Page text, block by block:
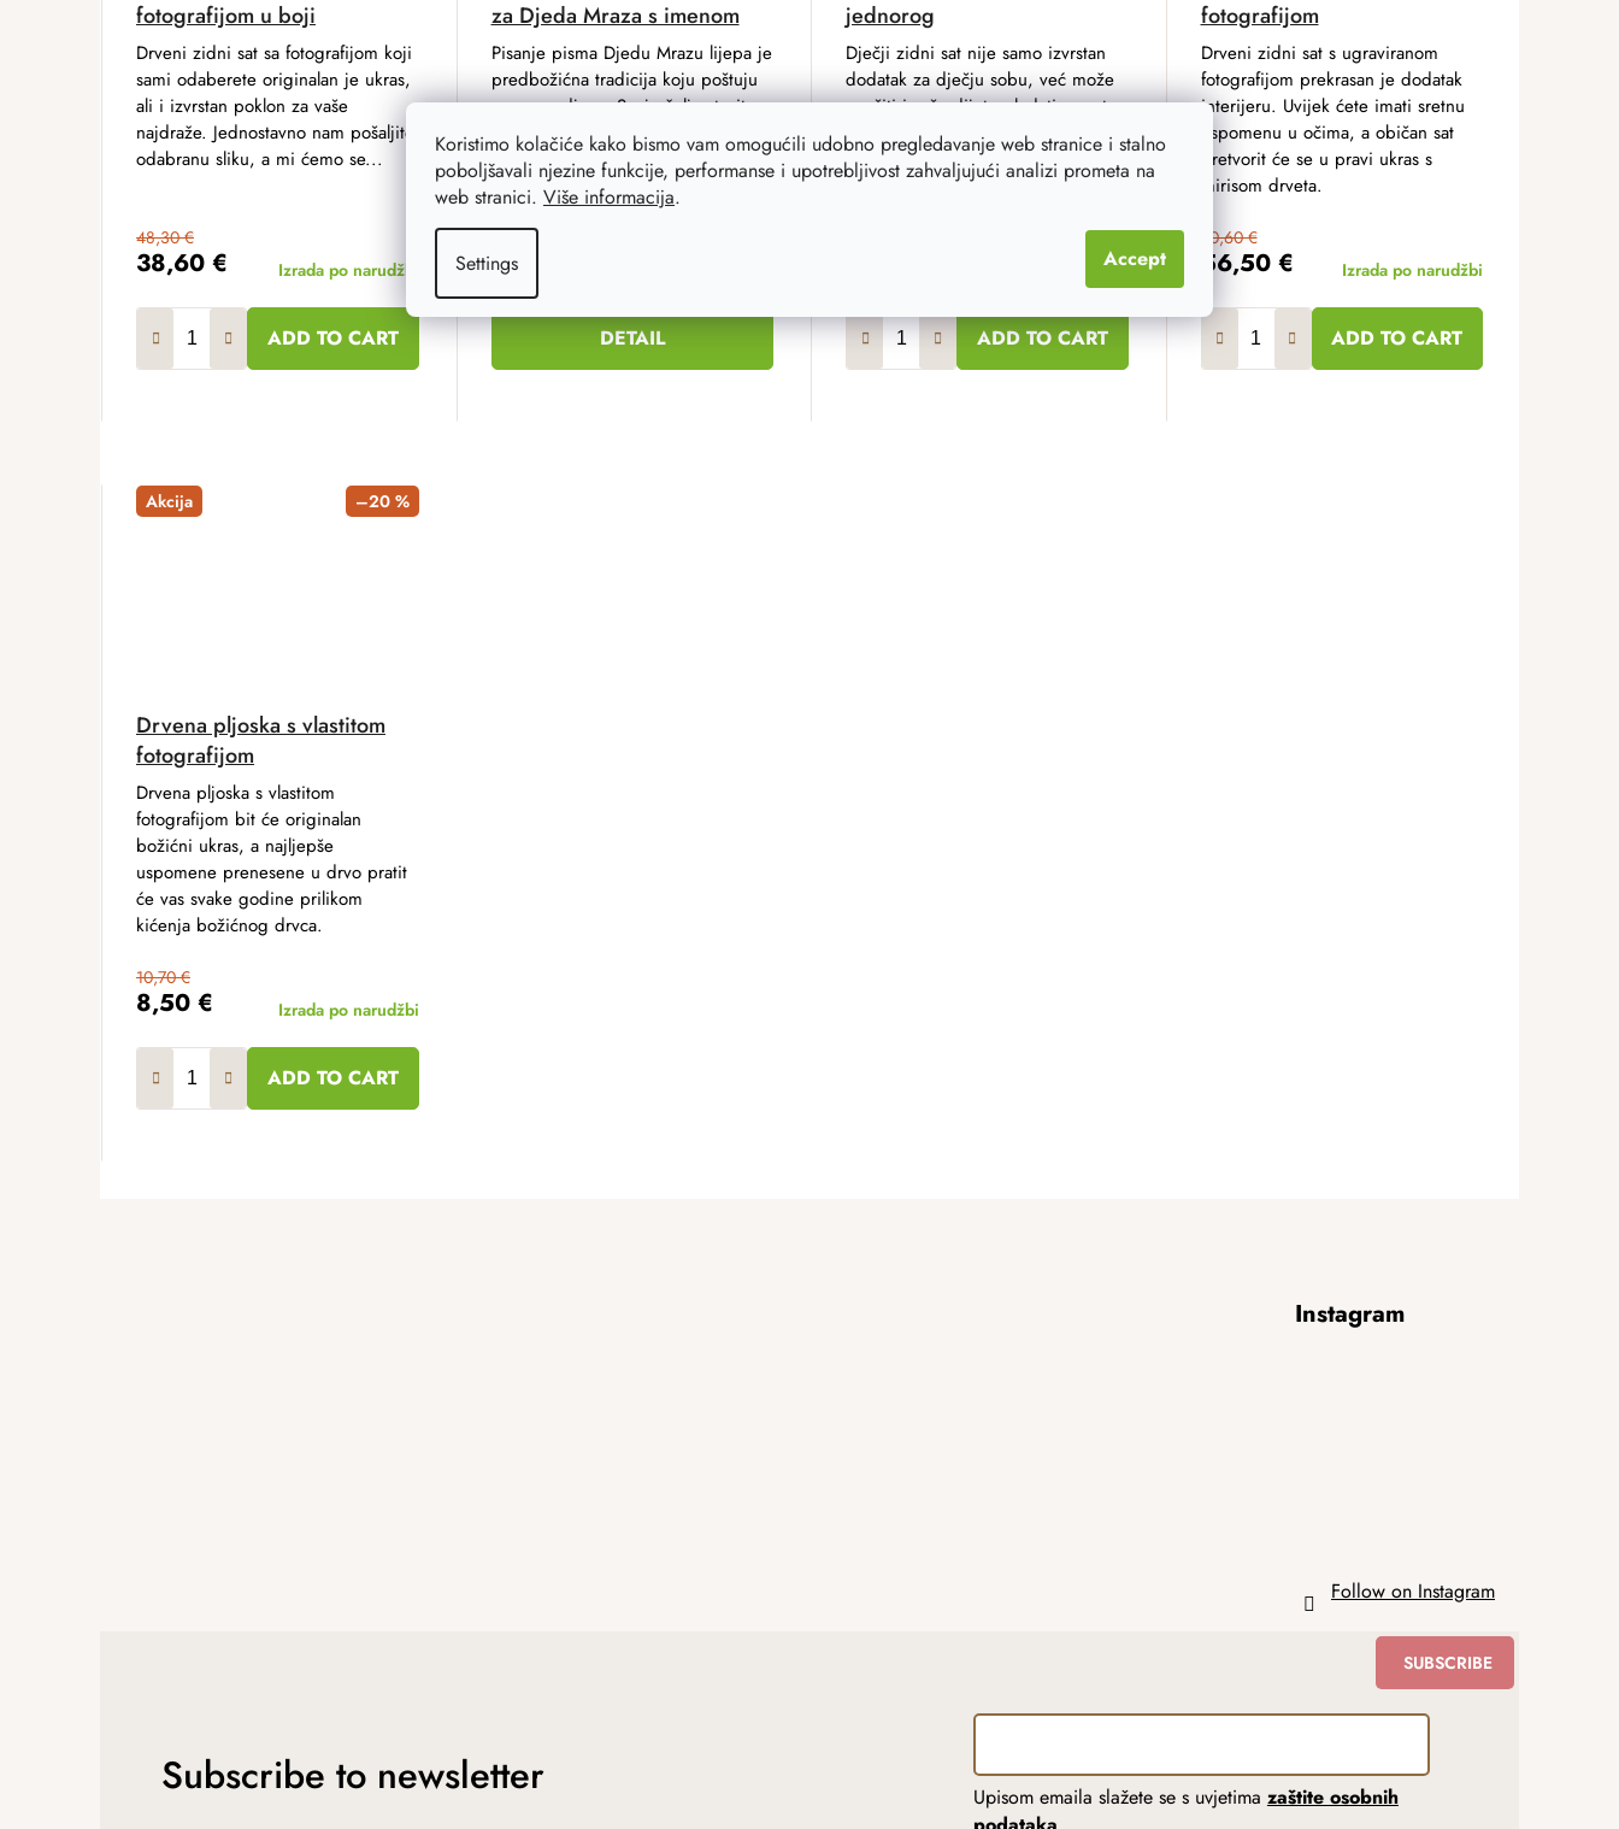
Koristimo kolačiće kako bismo vam omogućili udobno pregledavanje web stranice i stalno
poboljšavali njezine funkcije, performanse i upotrebljivost zahvaljujući analizi prometa na
web stranici. Više informacija.
Settings Accept
fotografijom u boji
38,60 €
48,30 €
Izrada po narudžbi
ADD TO CART
Drveni zidni sat sa fotografijom koji
sami odaberete originalan je ukras,
ali i izvrstan poklon za vaše
najdraže. Jednostavno nam pošaljite
odabranu sliku, a mi ćemo se...
za Djeda Mraza s imenom
12,40 €
15,60 €
DETAIL
Pisanje pisma Djedu Mrazu lijepa je
predbožićna tradicija koju poštuju
ne samo djeca. Svoje želje stavite u
drvenu kovertu s imenom jer će
ovako pripremljeno pismo uvijek
doći u...
jednorog
Na zalihi
ADD TO CART
Dječji zidni sat nije samo izvrstan
dodatak za dječju sobu, već može
naučiti i vaše dijete gledati na sat.
Stoga je koristan ukras koji bi
trebao biti u svakoj sobi.
fotografijom
56,50 €
70,60 €
Izrada po narudžbi
ADD TO CART
Drveni zidni sat s ugraviranom
fotografijom prekrasan je dodatak
interijeru. Uvijek ćete imati sretnu
uspomenu u očima, a običan sat
pretvorit će se u pravi ukras s
mirisom drveta.
Akcija –20 %
Drvena pljoska s vlastitom
fotografijom
8,50 €
10,70 €
Izrada po narudžbi
ADD TO CART
Drvena pljoska s vlastitom
fotografijom bit će originalan
božićni ukras, a najljepše
uspomene prenesene u drvo pratit
će vas svake godine prilikom
kićenja božićnog drvca.
Instagram
Follow on Instagram
Subscribe to newsletter Upisom emaila slažete se s uvjetima zaštite osobnih
SUBSCRIBE